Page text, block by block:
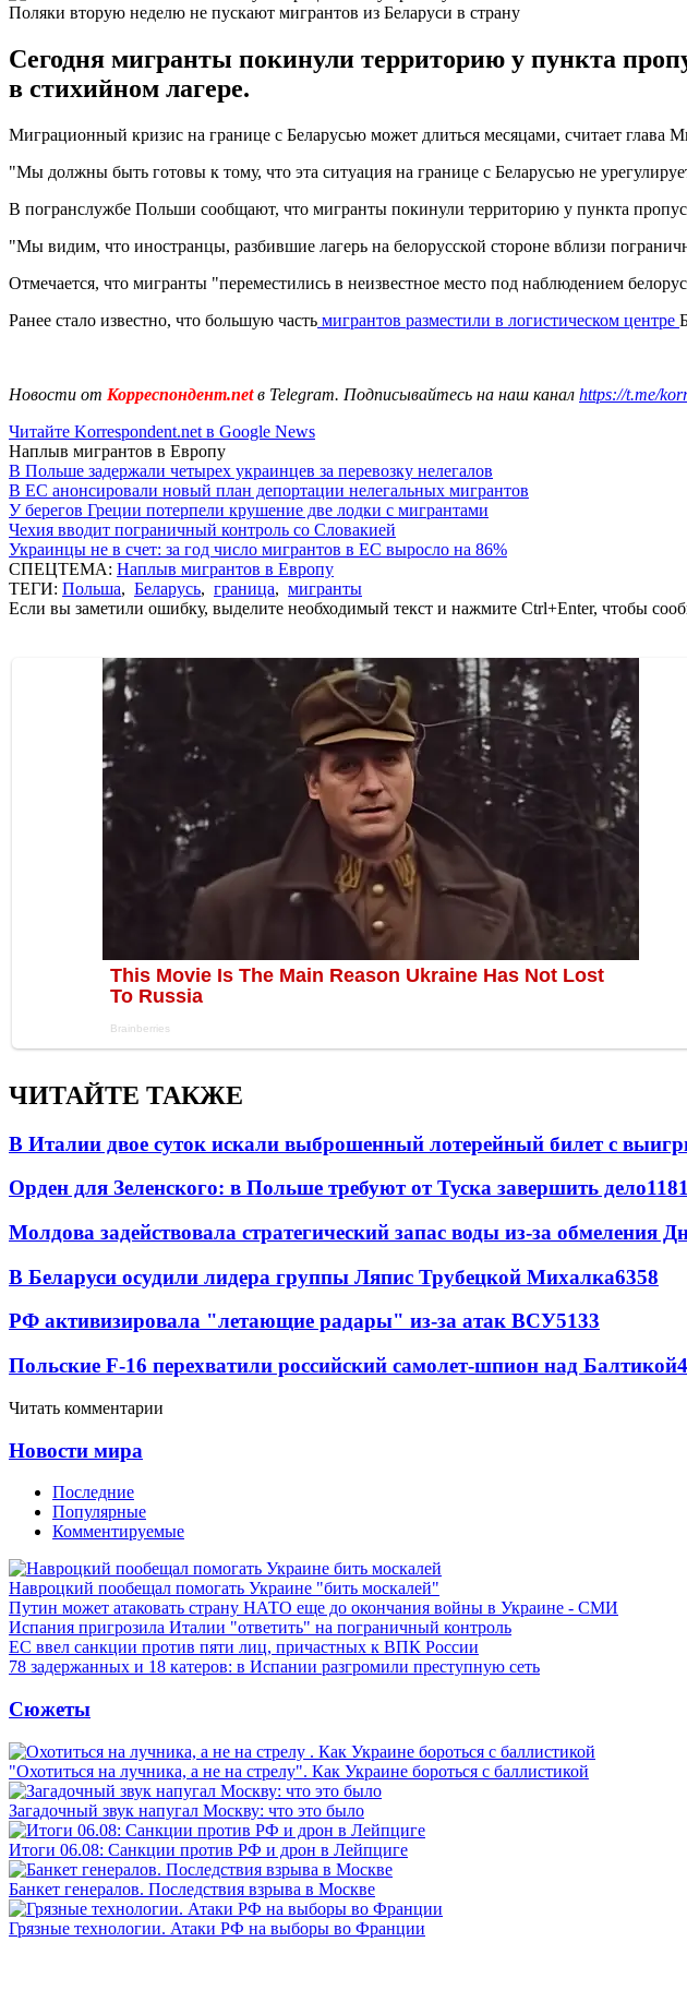
Поляки вторую неделю не пускают мигрантов из Беларуси в страну
Сегодня мигранты покинули территорию у пункта
в стихийном лагере.
Миграционный кризис на границе с Беларусью может длиться месяцами, считает
"Мы должны быть готовы к тому, что эта ситуация на границе с Беларусью не
В погранслужбе Польши сообщают, что мигранты покинули территорию у пункта
"Мы видим, что иностранцы, разбившие лагерь на белорусской стороне вблизи
Отмечается, что мигранты "переместились в неизвестное место под наблюдением
Ранее стало известно, что большую часть мигрантов разместили в логистическом центре
Новости от Корреспондент.netв Telegram. Подписывайтесь на наш канал https://t.me/
Читайте Korrespondent.net в Google News
Наплыв мигрантов в Европу
В Польше задержали четырех украинцев за перевозку нелегалов
В ЕС анонсировали новый план депортации нелегальных мигрантов
У берегов Греции потерпели крушение две лодки с мигрантами
Чехия вводит пограничный контроль со Словакией
Украинцы не в счет: за год число мигрантов в ЕС выросло на 86%
СПЕЦТЕМА: Наплыв мигрантов в Европу
ТЕГИ: Польша, Беларусь, граница, мигранты
Если вы заметили ошибку, выделите необходимый текст и нажмите Ctrl+Enter, чтобы
ЧИТАЙТЕ ТАКЖЕ
В Италии двое суток искали выброшенный лотерейный билет с
Орден для Зеленского: в Польше требуют от Туска завершить дело
Молдова задействовала стратегический запас воды из-за обмеления
В Беларуси осудили лидера группы Ляпис Трубецкой Михалка6358
РФ активизировала "летающие радары" из-за атак ВСУ5133
Польские F-16 перехватили российский самолет-шпион над Балтикой
Читать комментарии
Новости мира
Последние
Популярные
Комментируемые
Навроцкий пообещал помогать Украине "бить москалей"
Путин может атаковать страну НАТО еще до окончания войны в Украине - СМИ
Испания пригрозила Италии "ответить" на пограничный контроль
ЕС ввел санкции против пяти лиц, причастных к ВПК России
78 задержанных и 18 катеров: в Испании разгромили преступную сеть
Сюжеты
"Охотиться на лучника, а не на стрелу". Как Украине бороться с баллистикой
Загадочный звук напугал Москву: что это было
Итоги 06.08: Санкции против РФ и дрон в Лейпциге
Банкет генералов. Последствия взрыва в Москве
Грязные технологии. Атаки РФ на выборы во Франции